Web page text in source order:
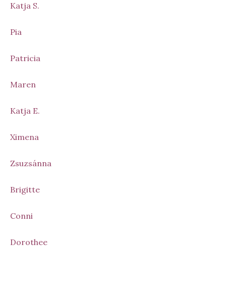
Katja S.
Pia
Patricia
Maren
Katja E.
Ximena
Zsuzsánna
Brigitte
Conni
Dorothee